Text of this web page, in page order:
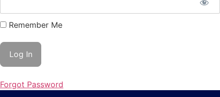
Remember Me
Forgot Password